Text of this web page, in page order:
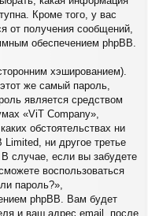
Кроме того, у вас
от получения сообщений,
обеспечением phpBB.
хэшированием).
же самый пароль,
является средством
«ViT Company»,
обстоятельствах ни
ни другое третье
случае, если вы забудете
воспользоваться
пароль?»,
phpBB. Вам будет
и ваш адрес email, после